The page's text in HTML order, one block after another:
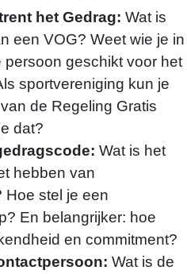
het Gedrag: Wat is
een VOG? Weet wie je in
persoon geschikt voor het
sportvereniging kun je
de Regeling Gratis
dat?
Wat is het
hebben van
Hoe stel je een
En belangrijker: hoe
en commitment?
Wat is de